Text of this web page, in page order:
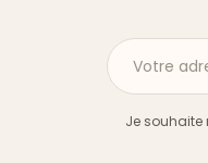
Votre
Je souhaite